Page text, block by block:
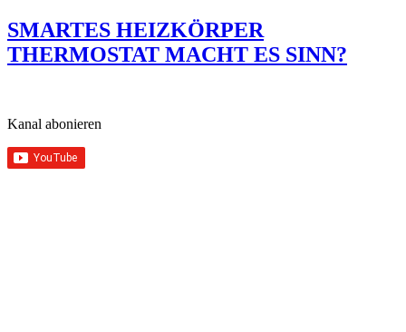
SMARTES HEIZKÖRPER
THERMOSTAT MACHT ES SINN?
Kanal abonieren